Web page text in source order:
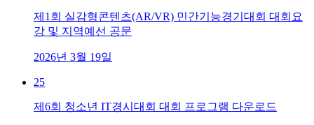
제1회 실감형콘텐츠(AR/VR) 민간기능경기대회 대회요
강 및 지역예선 공문
2026년 3월 19일
25
제6회 청소년 IT경시대회 대회 프로그램 다운로드